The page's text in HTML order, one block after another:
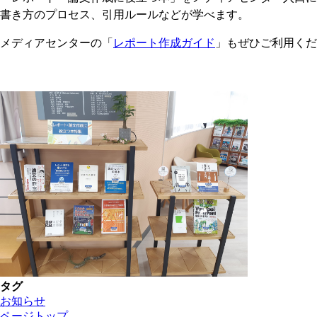
書き方のプロセス、引用ルールなどが学べます。
メディアセンターの「 レポート作成ガイド 」もぜひご利用く
タグ
お知らせ